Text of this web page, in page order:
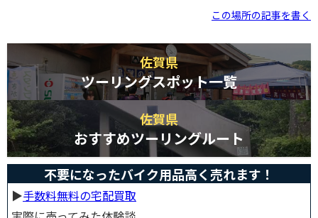
この場所の記事を書く
佐賀県
ツーリングスポット一覧
佐賀県
おすすめツーリングルート
不要になったバイク用品高く売れます！
▶︎手数料無料の宅配買取